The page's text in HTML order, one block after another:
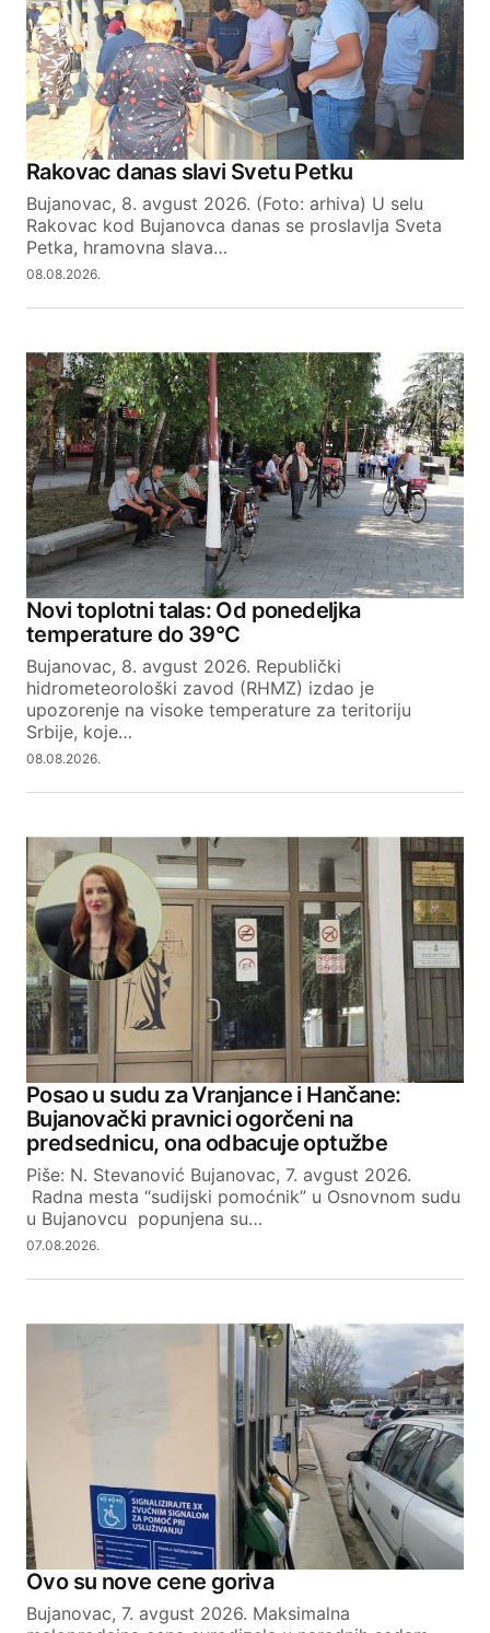
Comment*
Your Name
Your E-mail
Rakovac danas slavi Svetu Petku
Bujanovac, 8. avgust 2026. (Foto: arhiva) U selu
Rakovac kod Bujanovca danas se proslavlja Sveta
Petka, hramovna slava…
08.08.2026.
Novi toplotni talas: Od ponedeljka
temperature do 39°C
Bujanovac, 8. avgust 2026. Republički
hidrometeorološki zavod (RHMZ) izdao je
upozorenje na visoke temperature za teritoriju
Srbije, koje…
08.08.2026.
Posao u sudu za Vranjance i Hančane:
Bujanovački pravnici ogorčeni na
predsednicu, ona odbacuje optužbe
Piše: N. Stevanović Bujanovac, 7. avgust 2026.
Radna mesta “sudijski pomoćnik” u Osnovnom sudu
u Bujanovcu popunjena su…
07.08.2026.
Ovo su nove cene goriva
Bujanovac, 7. avgust 2026. Maksimalna